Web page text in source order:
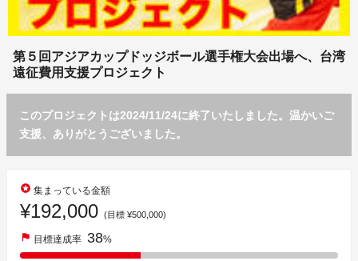
第５回アジアカップドッジボール選手権大会出場へ、台湾
遠征費用支援プロジェクト
このプロジェクトは2024/11/24に終了いたしました。温かいご
支援、ありがとうございました。
stars 集まっている金額
¥192,000 (目標 ¥500,000)
flag 目標達成率 38%